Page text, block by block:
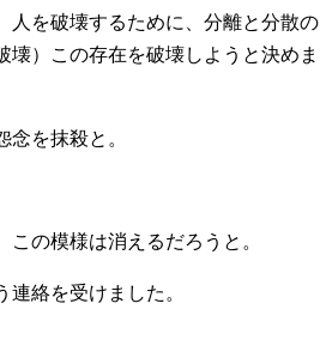
人を破壊するために、分離と分散の
）この存在を破壊しようと決めま
を抹殺と。
の模様は消えるだろうと。
絡を受けました。